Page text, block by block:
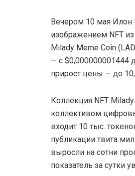
Вечером 10 мая Илон
изображением NFT
Milady Meme Coin
— с $0,000000001444
прирост цены — до
Коллекция NFT
коллективом
входит 10 тыс.
публикации твита
выросли на сотни
показатель за сутки